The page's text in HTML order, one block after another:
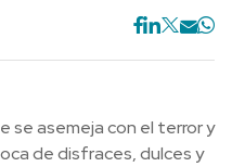
se asemeja con el terror y
de disfraces, dulces y